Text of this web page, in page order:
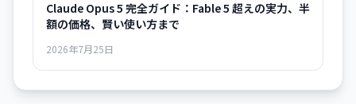
Claude Opus 5 完全ガイド：Fable 5 超えの実力、半
額の価格、賢い使い方まで
2026年7月25日